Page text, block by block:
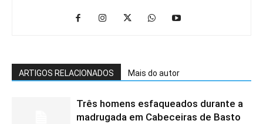
ARTIGOS RELACIONADOS Mais do autor
Três homens esfaqueados durante a
madrugada em Cabeceiras de Basto